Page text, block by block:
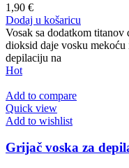
1,90 €
Dodaj u košaricu
Vosak sa dodatkom
dioksid daje vosku
depilaciju na
Hot
Add to compare
Quick view
Add to wishlist
Grijač voska za